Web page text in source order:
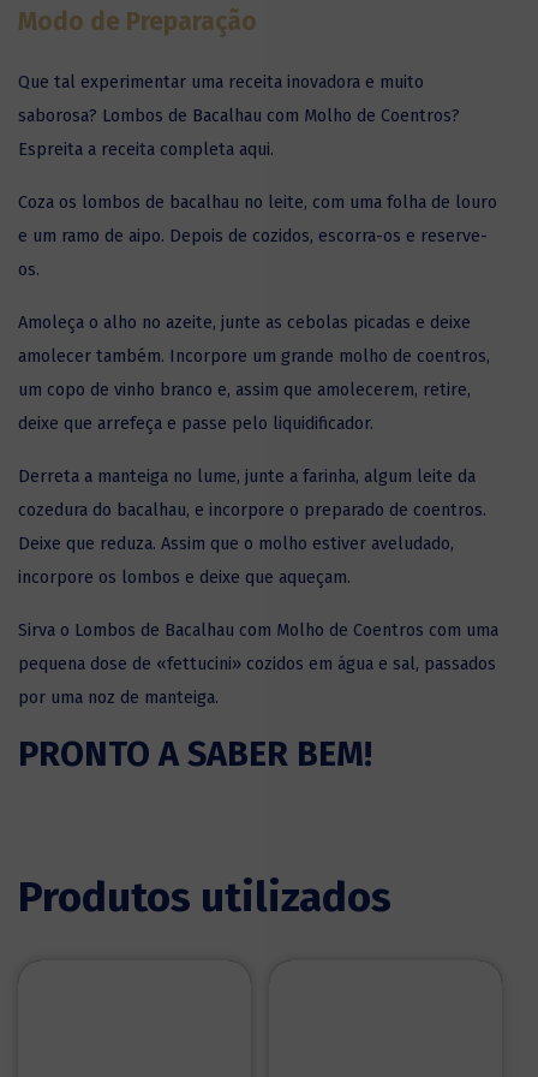
Modo de Preparação
Que tal experimentar uma receita inovadora e muito
saborosa? Lombos de Bacalhau com Molho de Coentros?
Espreita a receita completa aqui.
Coza os lombos de bacalhau no leite, com uma folha de louro
e um ramo de aipo. Depois de cozidos, escorra-os e reserve-
os.
Amoleça o alho no azeite, junte as cebolas picadas e deixe
amolecer também. Incorpore um grande molho de coentros,
um copo de vinho branco e, assim que amolece­rem, retire,
deixe que arrefeça e passe pelo liquidificador.
Derreta a manteiga no lume, junte a farinha, algum leite da
cozedura do bacalhau, e incorpore o preparado de coentros.
Deixe que reduza. Assim que o molho estiver aveludado,
incorpore os lombos e deixe que aqueçam.
Sirva o Lombos de Bacalhau com Molho de Coentros com uma
pequena dose de «fettucini» cozidos em água e sal, passados
por uma noz de manteiga.
PRONTO A SABER BEM!
Produtos utilizados